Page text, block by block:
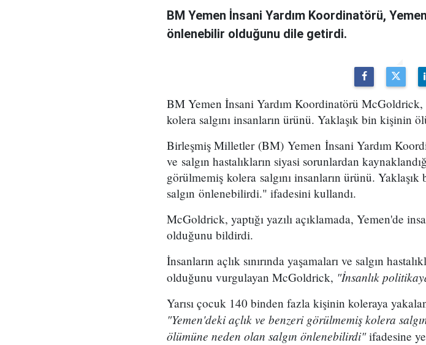
BM Yemen İnsani Yardım Koordinatörü,
önlenebilir olduğunu dile getirdi.
BM Yemen İnsani Yardım Koordinatörü
kolera salgını insanların ürünü. Yaklaşık bin kişinin
Birleşmiş Milletler (BM) Yemen İnsani Yardım
ve salgın hastalıkların siyasi sorunlardan
görülmemiş kolera salgını insanların ürünü.
salgın önlenebilirdi." ifadesini kullandı.
McGoldrick, yaptığı yazılı açıklamada, Yemen'de
olduğunu bildirdi.
İnsanların açlık sınırında yaşamaları ve salgın
olduğunu vurgulayan McGoldrick, "İnsanlık
Yarısı çocuk 140 binden fazla kişinin koleraya
"Yemen'deki açlık ve benzeri görülmemiş kolera
ölümüne neden olan salgın önlenebilirdi"ifadesine